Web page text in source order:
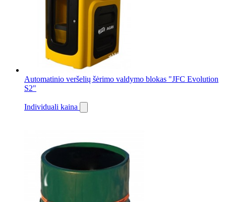
Automatinio veršelių šėrimo valdymo blokas "JFC Evolution
S2"
Individuali kaina